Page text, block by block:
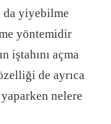
da yiyebilme
yöntemidir
iştahını açma
de ayrıca
nelere